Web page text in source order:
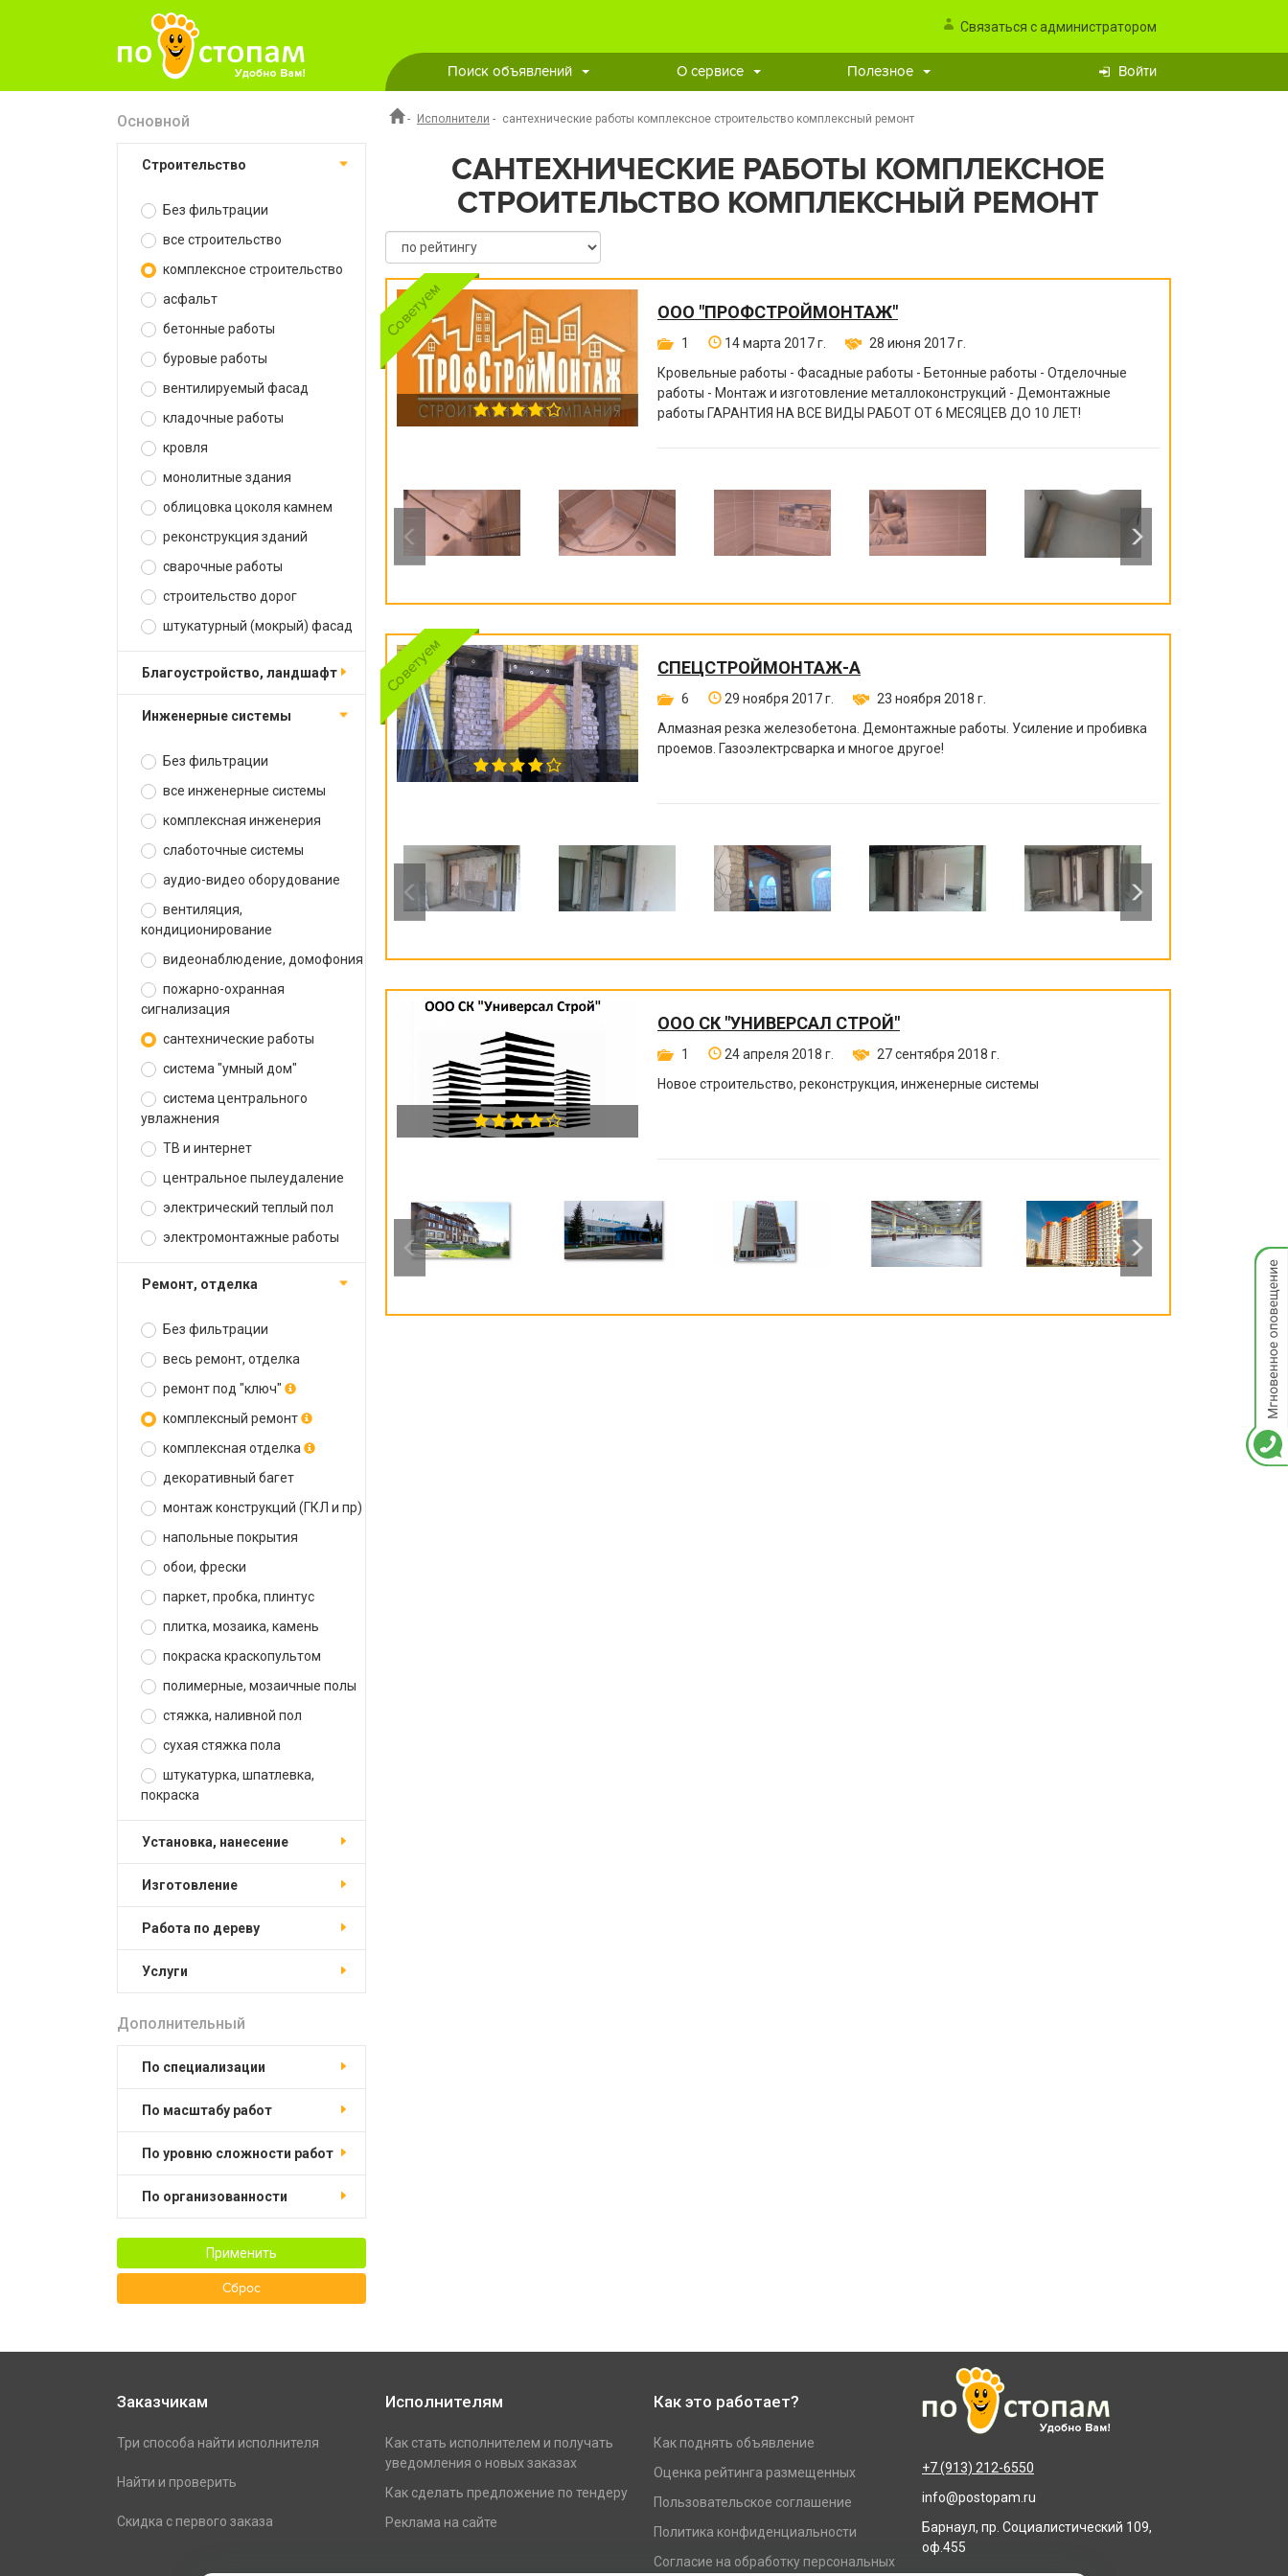
Связаться с администратором
Поиск объявлений О сервисе Полезное Войти
Основной
строительство
Без фильтрации
все строительство
комплексное строительство
асфальт
бетонные работы
буровые работы
вентилируемый фасад
кладочные работы
кровля
монолитные здания
облицовка цоколя камнем
реконструкция зданий
сварочные работы
строительство дорог
штукатурный (мокрый) фасад
благоустройство, ландшафт
инженерные системы
Без фильтрации
все инженерные системы
комплексная инженерия
слаботочные системы
аудио-видео оборудование
вентиляция,
кондиционирование
видеонаблюдение, домофония
пожарно-охранная
сигнализация
сантехнические работы
система "умный дом"
система центрального
увлажнения
ТВ и интернет
центральное пылеудаление
электрический теплый пол
электромонтажные работы
ремонт, отделка
Без фильтрации
весь ремонт, отделка
ремонт под "ключ"
комплексный ремонт
комплексная отделка
декоративный багет
монтаж конструкций (ГКЛ и пр)
напольные покрытия
обои, фрески
паркет, пробка, плинтус
плитка, мозаика, камень
покраска краскопультом
полимерные, мозаичные полы
стяжка, наливной пол
сухая стяжка пола
штукатурка, шпатлевка,
покраска
установка, нанесение
изготовление
работа по дереву
услуги
Дополнительный
по специализации
по масштабу работ
по уровню сложности работ
по организованности
Применить
Сброс
- Исполнители - сантехнические работы комплексное строительство комплексный ремонт
САНТЕХНИЧЕСКИЕ РАБОТЫ КОМПЛЕКСНОЕ
СТРОИТЕЛЬСТВО КОМПЛЕКСНЫЙ РЕМОНТ
ООО "ПРОФСТРОЙМОНТАЖ"
1 14 марта 2017 г.
28 июня 2017 г.
Кровельные работы - Фасадные работы - Бетонные работы - Отделочные
работы - Монтаж и изготовление металлоконструкций - Демонтажные
работы ГАРАНТИЯ НА ВСЕ ВИДЫ РАБОТ ОТ 6 МЕСЯЦЕВ ДО 10 ЛЕТ!
СПЕЦСТРОЙМОНТАЖ-А
6 29 ноября 2017 г.
23 ноября 2018 г.
Алмазная резка железобетона. Демонтажные работы. Усиление и пробивка
проемов. Газоэлектрсварка и многое другое!
ООО СК "УНИВЕРСАЛ СТРОЙ"
1 24 апреля 2018 г.
27 сентября 2018 г.
Новое строительство, реконструкция, инженерные системы
Заказчикам
Три способа найти исполнителя
Найти и проверить
Скидка с первого заказа
Исполнителям
Как стать исполнителем и получать
уведомления о новых заказах
Как сделать предложение по тендеру
Реклама на сайте
Как это работает?
Как поднять объявление
Оценка рейтинга размещенных
Пользовательское соглашение
Политика конфиденциальности
Согласие на обработку персональных
+7 (913) 212-6550
info@postopam.ru
Барнаул, пр. Социалистический 109,
оф.455